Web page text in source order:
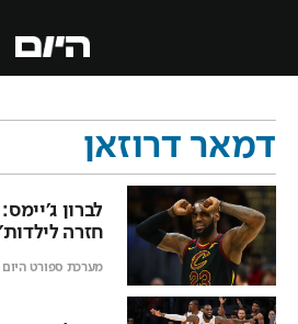
דמאר דרוזאן
לברון
חזרה
מערכת ספורט היום